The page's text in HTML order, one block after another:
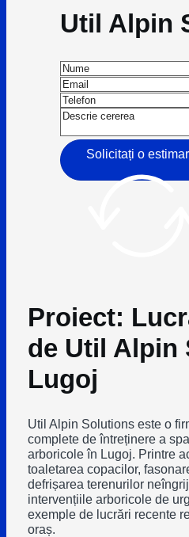
Util Alpin
Solicitați o
Proiect:
de Util Alpin
Lugoj
Util Alpin Solutions este o
complete de întreținere a
arboricole în Lugoj. Printre
toaletarea copacilor,
defrișarea terenurilor
intervențiile arboricole de
exemple de lucrări recente
oraș.